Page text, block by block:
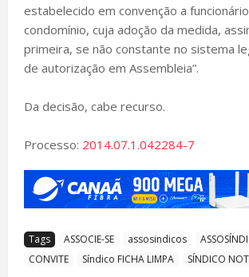
estabelecido em convenção a
condomínio, cuja adoção da medida,
primeira, se não constante no sistema
de autorização em Assembleia”.
Da decisão, cabe recurso.
Processo: 2014.07.1.042284-7
Tags ASSOCIE-SE assosindicos
CONVITE
Síndico FICHA LIMPA SÍNDICO